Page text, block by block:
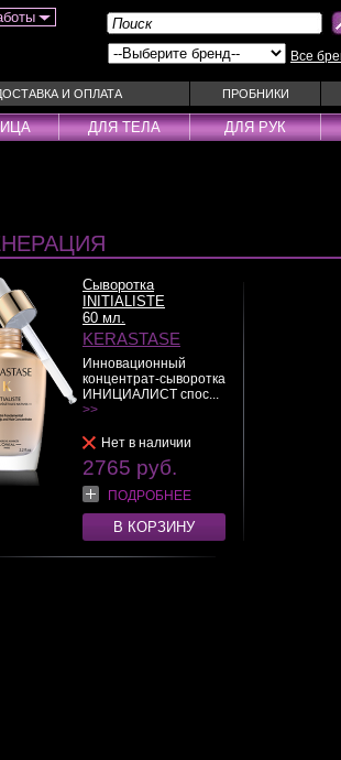
Все
И ОПЛАТА ПРОБНИКИ
Несмываемые уходы
Парфюм
Паста
Пена
Пилинг
уходы
шампуни
средства
ДЛЯ ТЕЛА ДЛЯ РУК
Сыворотка
INITIALISTE
60 мл.
KERASTASE
Инновационный
концентрат-сыворотка
ИНИЦИАЛИСТ спос...
>>
Нет в наличии
2765 руб.
ПОДРОБНЕЕ
В КОРЗИНУ